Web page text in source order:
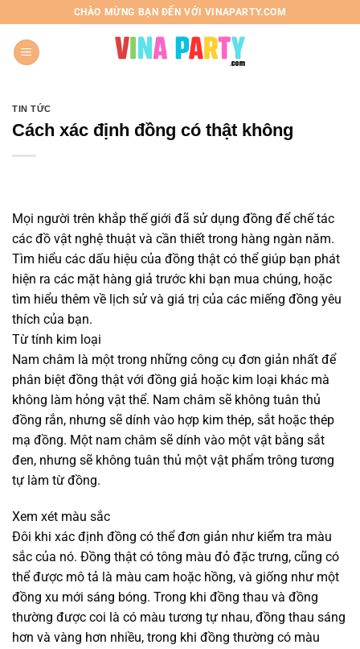
đến
nội
dung
CHÀO MỪNG BẠN ĐẾN VỚI VINAPARTY.COM
TIN TỨC
Cách xác định đồng có thật không
Mọi người trên khắp thế giới đã sử dụng đồng để chế tác
các đồ vật nghệ thuật và cần thiết trong hàng ngàn năm.
Tìm hiểu các dấu hiệu của đồng thật có thể giúp bạn phát
hiện ra các mặt hàng giả trước khi bạn mua chúng, hoặc
tìm hiểu thêm về lịch sử và giá trị của các miếng đồng yêu
thích của bạn.
Từ tính kim loại
Nam châm là một trong những công cụ đơn giản nhất để
phân biệt đồng thật với đồng giả hoặc kim loại khác mà
không làm hỏng vật thể. Nam châm sẽ không tuân thủ
đồng rắn, nhưng sẽ dính vào hợp kim thép, sắt hoặc thép
mạ đồng. Một nam châm sẽ dính vào một vật bằng sắt
đen, nhưng sẽ không tuân thủ một vật phẩm trông tương
tự làm từ đồng.
Xem xét màu sắc
Đôi khi xác định đồng có thể đơn giản như kiểm tra màu
sắc của nó. Đồng thật có tông màu đỏ đặc trưng, ​​cũng có
thể được mô tả là màu cam hoặc hồng, và giống như một
đồng xu mới sáng bóng. Trong khi đồng thau và đồng
thường được coi là có màu tương tự nhau, đồng thau sáng
hơn và vàng hơn nhiều, trong khi đồng thường có màu